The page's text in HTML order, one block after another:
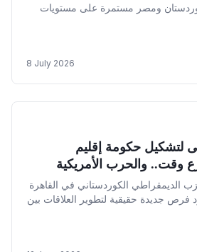
ومصر مستمرة على مستويات
الإعلام، متوقعا تحقيق المزيد من
مصالح الطرفين، بما ينعكس بصورة
الشرق الأوسط في هذه المرحلة
8 July 2026
لتشكيل حكومة إقليم
وقت.. والحرب الأمريكية
الدوليةالكوردستاني في القاهرة
جديدة حقيقية لتطوير العلاقات بين